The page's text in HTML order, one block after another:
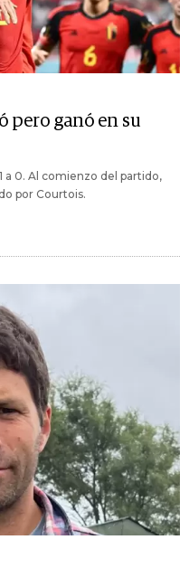
pero ganó en su
a 0. Al comienzo del partido,
por Courtois.